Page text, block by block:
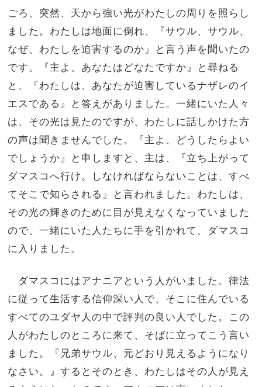
ごろ、突然、天から強い光がわたしの周りを照らし
ました。わたしは地面に倒れ、『サウル、サウル、
なぜ、わたしを迫害するのか』と言う声を聞いたの
です。『主よ、あなたはどなたですか』と尋ねる
と、『わたしは、あなたが迫害しているナザレのイ
エスである』と答えがありました。一緒にいた人々
は、その光は見たのですが、わたしに話しかけた方
の声は聞きませんでした。『主よ、どうしたらよい
でしょうか』と申しますと、主は、『立ち上がって
ダマスコへ行け。しなければならないことは、すべ
てそこで知らされる』と言われました。わたしは、
その光の輝きのために目が見えなくなっていました
ので、一緒にいた人たちに手を引かれて、ダマスコ
に入りました。
ダマスコにはアナニアという人がいました。律法
に従って生活する信仰深い人で、そこに住んでいる
すべてのユダヤ人の中で評判の良い人でした。この
人がわたしのところに来て、そばに立ってこう言い
ました。『兄弟サウル、元どおり見えるようになり
なさい。』するとそのとき、わたしはその人が見え